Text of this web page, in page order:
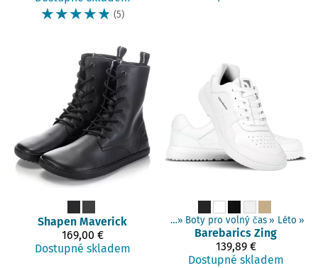
☆☆☆☆☆ (5)
Shapen Maverick
169,00 €
Dostupné skladem
Produkty‪»Barefoot boty‪»Dospělí boty ‪» Boty pro volný čas ‪» Léto ‪»
Barebarics Zing
139,89 €
Dostupné skladem